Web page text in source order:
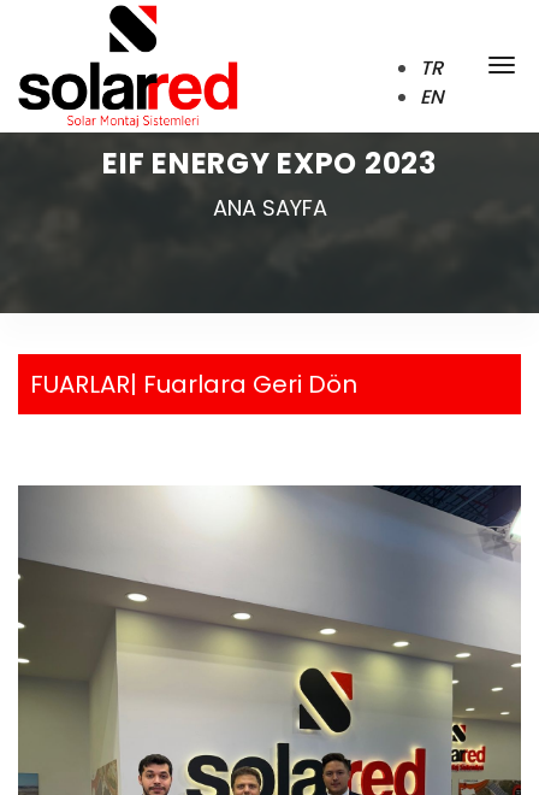
TR
EN
EIF ENERGY EXPO 2023
ANA SAYFA
FUARLAR| Fuarlara Geri Dön